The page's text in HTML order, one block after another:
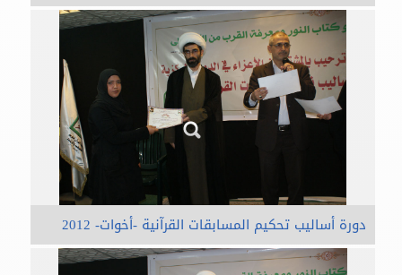
دورة أساليب تحكيم المسابقات القرآنية -أخوات- 2012